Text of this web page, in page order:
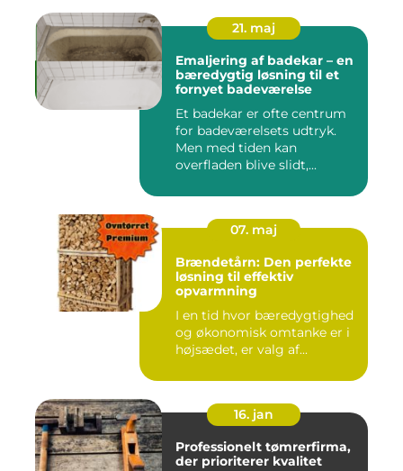
21. maj
Emaljering af badekar – en
bæredygtig løsning til et
fornyet badeværelse
Et badekar er ofte centrum
for badeværelsets udtryk.
Men med tiden kan
overfladen blive slidt,...
07. maj
Brændetårn: Den perfekte
løsning til effektiv
opvarmning
I en tid hvor bæredygtighed
og økonomisk omtanke er i
højsædet, er valg af...
16. jan
Professionelt tømrerfirma,
der prioriterer kvalitet